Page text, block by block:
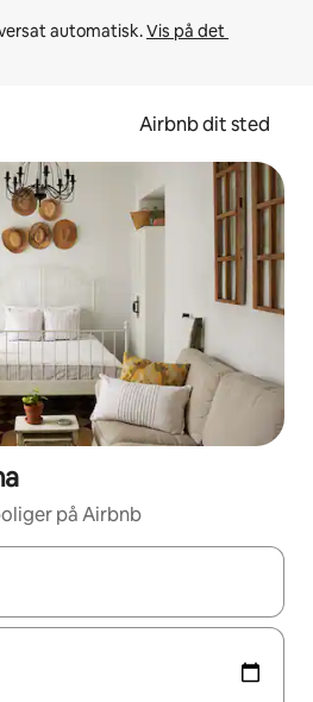
automatisk. Vis på det
Airbnb dit sted
på Airbnb
skal du navigere med